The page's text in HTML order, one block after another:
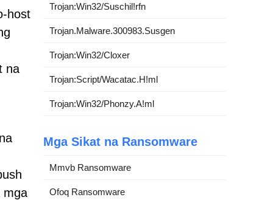
host
na
mga
Trojan:Win32/Suschil!rfn
Trojan.Malware.300983.Susgen
Trojan:Win32/Cloxer
Trojan:Script/Wacatac.H!ml
Trojan:Win32/Phonzy.A!ml
Mga Sikat na Ransomware
Mmvb Ransomware
Ofoq Ransomware